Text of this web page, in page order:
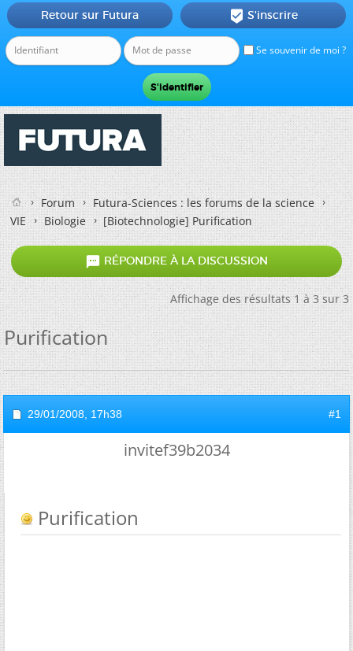
Se souvenir de moi ?
Retour sur Futura  S'inscrire
Forum
Futura-Sciences : les forums de la science
VIE
Biologie [Biotechnologie]Purification
 RÉPONDRE À LA DISCUSSION
Affichage des résultats 1 à 3 sur 3
Purification
29/01/2008, 17h38 #1
invitef39b2034
Purification